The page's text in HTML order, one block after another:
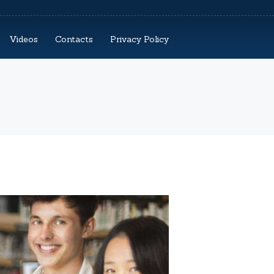
Videos Contacts Privacy Policy